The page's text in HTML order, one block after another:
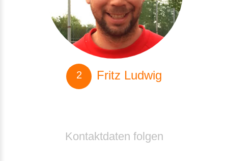
Fritz Ludwig
Kontaktdaten folgen